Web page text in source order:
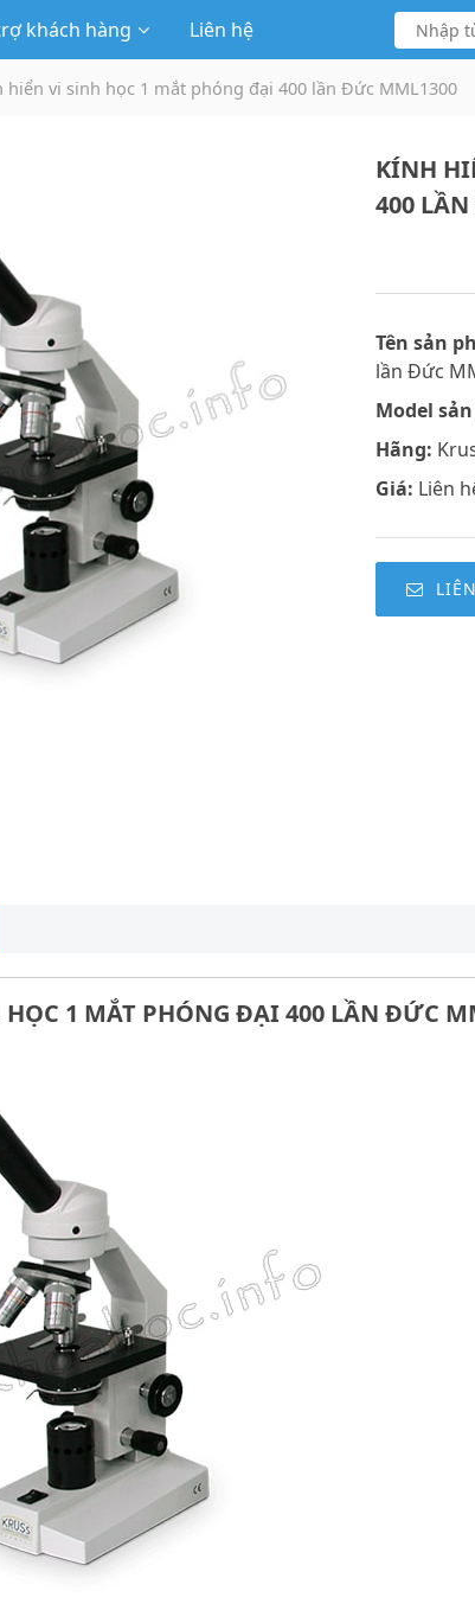
khách hàng Liên hệ
hiển vi sinh học 1 mắt phóng đại 400 lần Đức MML1300
KÍNH
400
Tên sản
lần Đức
Model
Hãng:
Giá: Liên
1 MẮT PHÓNG ĐẠI 400 LẦN ĐỨC